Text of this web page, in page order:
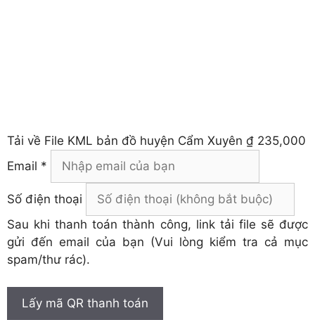
Tải về File KML bản đồ huyện Cẩm Xuyên ₫ 235,000
Email *
Số điện thoại
Sau khi thanh toán thành công, link tải file sẽ được
gửi đến email của bạn (Vui lòng kiểm tra cả mục
spam/thư rác).
Lấy mã QR thanh toán